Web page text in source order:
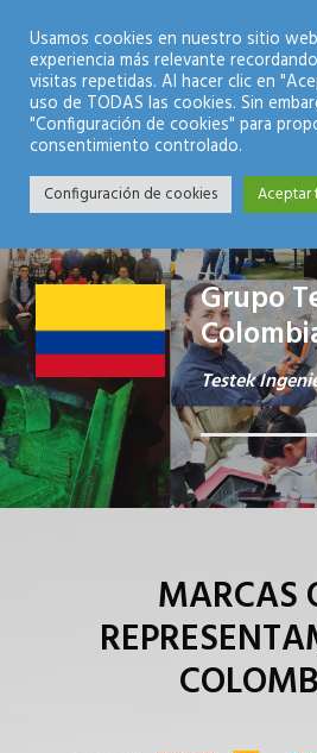
Grupo
Testek
MARCAS
Usamos cookies en nuestro sitio
experiencia más relevante
visitas repetidas. Al hacer clic en
uso de TODAS las cookies. Sin
"Configuración de cookies" para
consentimiento controlado.
Configuración de cookies Aceptar